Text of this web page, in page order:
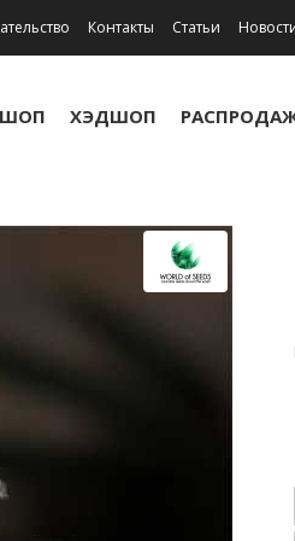
Контакты Статьи
ХЭДШОП